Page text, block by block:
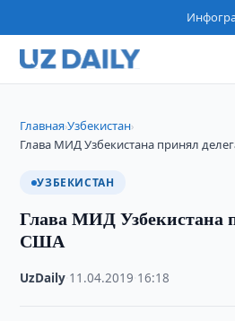
Главная›Узбекистан›
Глава МИД Узбекистана принял
УЗБЕКИСТАН
Глава МИД Узбекистана
США
UzDaily 11.04.2019 16:18